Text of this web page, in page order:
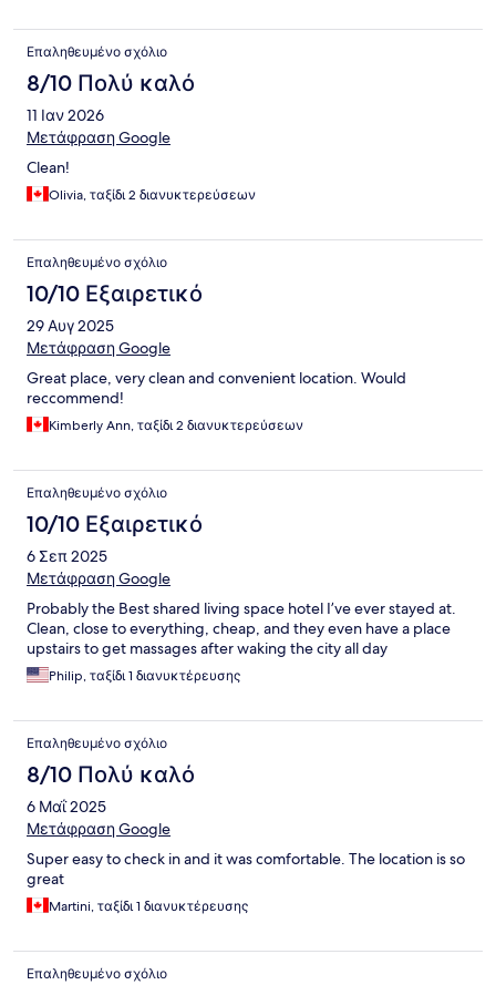
Επαληθευμένο σχόλιο
8/10 Πολύ καλό
11 Ιαν 2026
Μετάφραση Google
Clean!
Olivia, ταξίδι 2 διανυκτερεύσεων
Επαληθευμένο σχόλιο
10/10 Εξαιρετικό
29 Αυγ 2025
Μετάφραση Google
Great place, very clean and convenient location. Would
reccommend!
Kimberly Ann, ταξίδι 2 διανυκτερεύσεων
Επαληθευμένο σχόλιο
10/10 Εξαιρετικό
6 Σεπ 2025
Μετάφραση Google
Probably the Best shared living space hotel I’ve ever stayed at.
Clean, close to everything, cheap, and they even have a place
upstairs to get massages after waking the city all day
Philip, ταξίδι 1 διανυκτέρευσης
Επαληθευμένο σχόλιο
8/10 Πολύ καλό
6 Μαΐ 2025
Μετάφραση Google
Super easy to check in and it was comfortable. The location is so
great
Martini, ταξίδι 1 διανυκτέρευσης
Επαληθευμένο σχόλιο